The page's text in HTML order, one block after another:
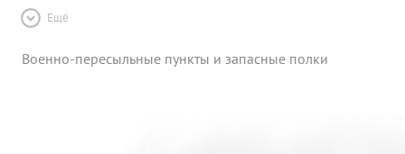
Ещё
Военно-пересыльные пункты и запасные полки